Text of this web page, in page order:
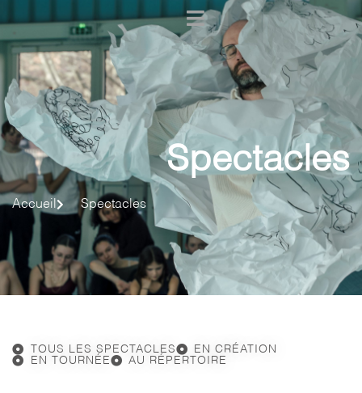
Spectacles
Accueil Spectacles
TOUS LES SPECTACLES
EN CRÉATION
EN TOURNÉE
AU RÉPERTOIRE